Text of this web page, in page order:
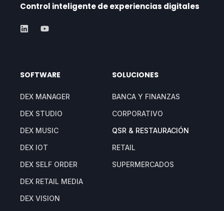
Control inteligente de experiencias digitales
SOFTWARE
DEX MANAGER
DEX STUDIO
DEX MUSIC
DEX IOT
DEX SELF ORDER
DEX RETAIL MEDIA
DEX VISION
SOLUCIONES
BANCA Y FINANZAS
CORPORATIVO
QSR & RESTAURACIÓN
RETAIL
SUPERMERCADOS